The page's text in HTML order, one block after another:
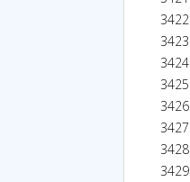
3422
3423
3424
3425
3426
3427
3428
3429